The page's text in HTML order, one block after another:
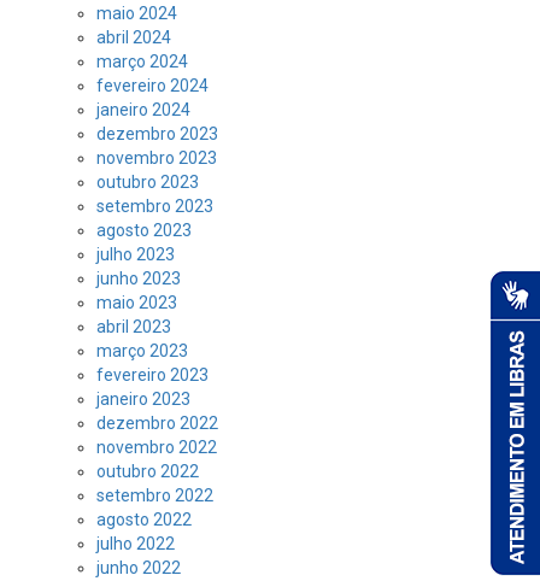
maio 2024
abril 2024
março 2024
fevereiro 2024
janeiro 2024
dezembro 2023
novembro 2023
outubro 2023
setembro 2023
agosto 2023
julho 2023
junho 2023
maio 2023
abril 2023
março 2023
fevereiro 2023
janeiro 2023
dezembro 2022
novembro 2022
outubro 2022
setembro 2022
agosto 2022
julho 2022
junho 2022